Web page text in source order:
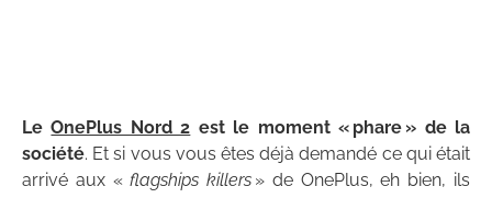
LeOnePlus Nord 2 est le moment « phare » de la
société. Et si vous vous êtes déjà demandé ce qui était
arrivé aux «flagships killers » de OnePlus, eh bien, ils